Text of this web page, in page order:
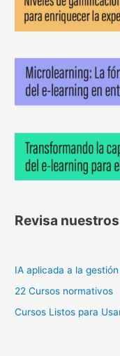
Revisa
IA aplicada a la
22 Cursos normativos
Cursos Listos para